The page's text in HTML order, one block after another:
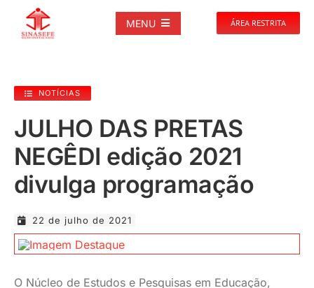
MENU
NOTÍCIAS
PUBLICAÇÕES
DOCUMENTOS
GALERIAS
ÁREA RESTRITA
NOTÍCIAS
JULHO DAS PRETAS
NEGÊDI edição 2021
divulga programação
22 de julho de 2021
O Núcleo de Estudos e Pesquisas em Educação,